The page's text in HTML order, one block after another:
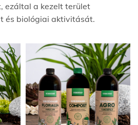
ezáltal a kezelt terület
és biológiai aktivitását.